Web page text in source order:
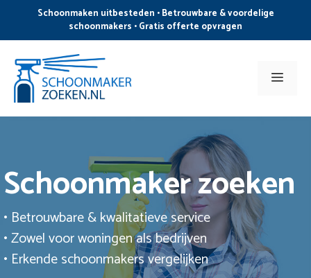
de
inhoud
Schoonmaken uitbesteden • Betrouwbare & voordelige
schoonmakers • Gratis offerte opvragen
Menu
Schoonmaker zoeken
• Betrouwbare & kwalitatieve service
• Zowel voor woningen als bedrijven
• Erkende schoonmakers vergelijken